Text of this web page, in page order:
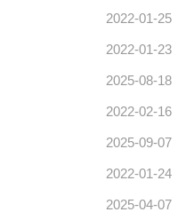
2022-01-25
2022-01-23
2025-08-18
2022-02-16
2025-09-07
2022-01-24
2025-04-07